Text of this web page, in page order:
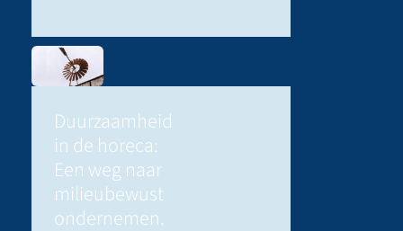
Duurzaamheid
in de horeca:
Een weg naar
milieubewust
ondernemen.